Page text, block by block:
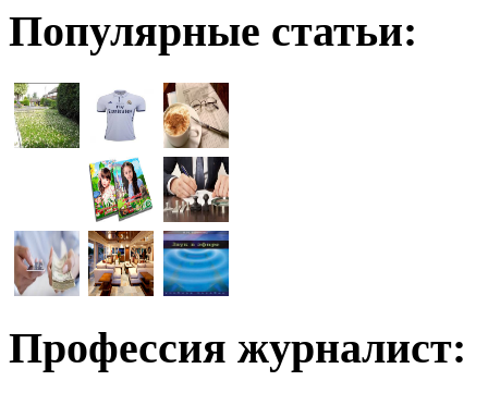
Популярные статьи:
Профессия журналист: